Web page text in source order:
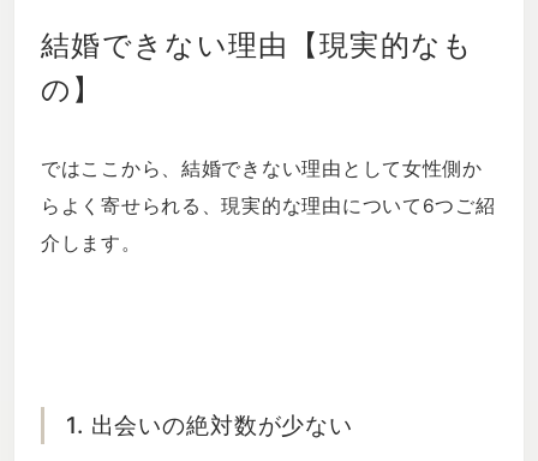
結婚できない理由【現実的なも
の】
ではここから、結婚できない理由として女性側か
らよく寄せられる、現実的な理由について6つご紹
介します。
1. 出会いの絶対数が少ない